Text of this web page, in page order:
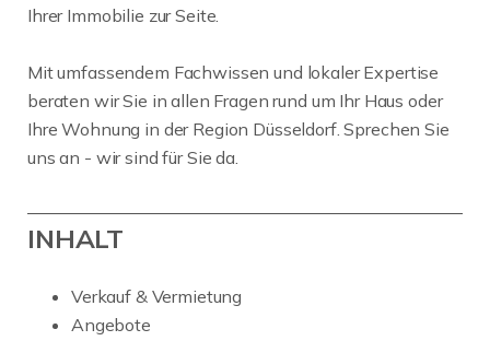
Ihrer Immobilie zur Seite.
Mit umfassendem Fachwissen und lokaler Expertise
beraten wir Sie in allen Fragen rund um Ihr Haus oder
Ihre Wohnung in der Region Düsseldorf. Sprechen Sie
uns an - wir sind für Sie da.
INHALT
Verkauf & Vermietung
Angebote